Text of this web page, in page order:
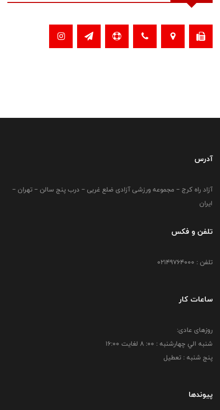
آدرس
آزاد راه کرج – مجموعه ورزشی آزادی ضلع غربی – درب پنج سالن – تهران –
ایران
تلفن و فکس
تلفن : 02149764000
ساعات کار
روزهای عادی:
شنبه الي چهارشنبه : 00: 8 لغايت 16:00
پنج شنبه : تعطیل
پیوندها